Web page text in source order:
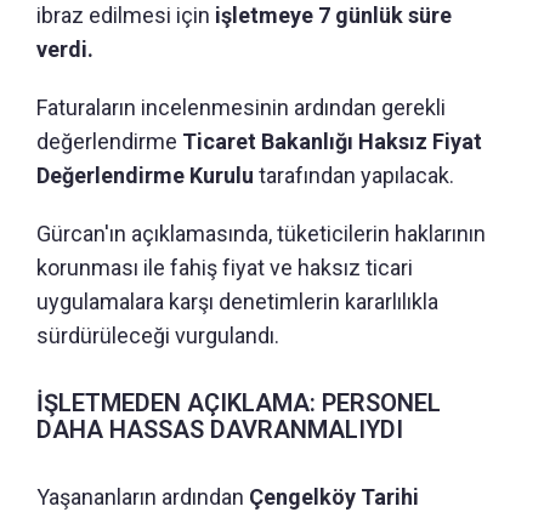
ibraz edilmesi için işletmeye 7 günlük süre
verdi.
Faturaların incelenmesinin ardından gerekli
değerlendirme Ticaret Bakanlığı Haksız Fiyat
Değerlendirme Kurulu tarafından yapılacak.
Gürcan'ın açıklamasında, tüketicilerin haklarının
korunması ile fahiş fiyat ve haksız ticari
uygulamalara karşı denetimlerin kararlılıkla
sürdürüleceği vurgulandı.
İŞLETMEDEN AÇIKLAMA: PERSONEL
DAHA HASSAS DAVRANMALIYDI
Yaşananların ardından Çengelköy Tarihi